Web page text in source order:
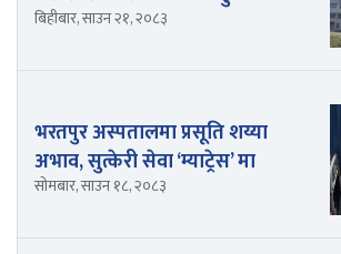
बिहीबार, साउन २१, २०८३
भरतपुर अस्पतालमा प्रसूति शय्या
अभाव, सुत्केरी सेवा ‘म्याट्रेस’ मा
सोमबार, साउन १८, २०८३